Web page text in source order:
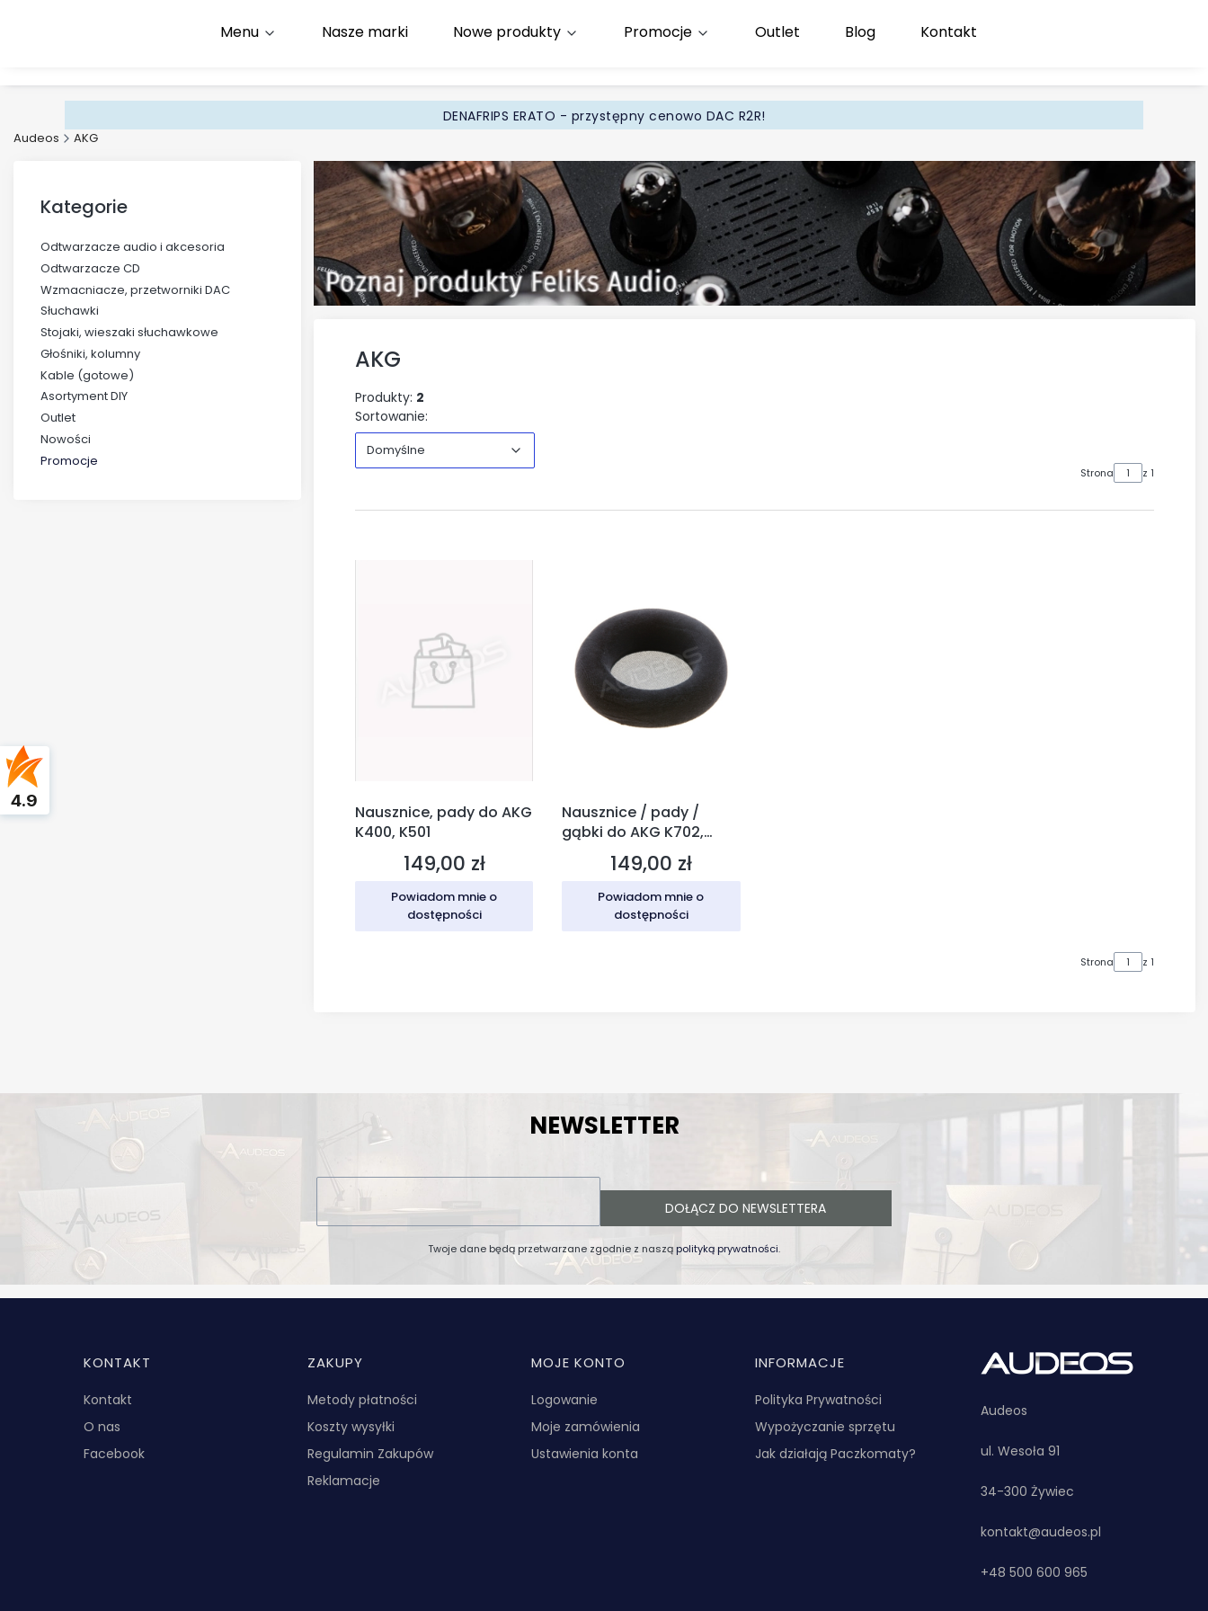
Infolinia:
+48 500 600 965
DENAFRIPS ERATO - przystępny cenowo DAC R2R!
Menu Nasze marki Nowe produkty Promocje Outlet Blog Kontakt
Audeos AKG
Kategorie
Odtwarzacze audio i akcesoria
Odtwarzacze CD
Wzmacniacze, przetworniki DAC
Słuchawki
Stojaki, wieszaki słuchawkowe
Głośniki, kolumny
Kable (gotowe)
Asortyment DIY
Outlet
Nowości
Promocje
AKG
Produkty: 2
Sortowanie:
Domyślne
Strona z 1
Nausznice, pady do AKG
K400, K501
Cena
149,00 zł
Powiadom mnie o
dostępności
Nausznice / pady /
gąbki do AKG K702,
welurowe (para)
Cena
149,00 zł
Powiadom mnie o
dostępności
Strona z 1
NEWSLETTER
DOŁĄCZ DO NEWSLETTERA
Twoje dane będą przetwarzane zgodnie z naszą polityką prywatności.
Linki w stopce
KONTAKT
Kontakt
O nas
Facebook
ZAKUPY
Metody płatności
Koszty wysyłki
Regulamin Zakupów
Reklamacje
MOJE KONTO
Logowanie
Moje zamówienia
Ustawienia konta
INFORMACJE
Polityka Prywatności
Wypożyczanie sprzętu
Jak działają Paczkomaty?
Audeos
ul. Wesoła 91
34-300 Żywiec
kontakt@audeos.pl
+48 500 600 965
4.9